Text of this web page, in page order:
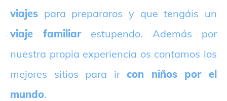
viajes para prepararos y que tengáis un
viaje familiarestupendo. Además por
nuestra propia experiencia os contamos los
mejores sitios para ircon niños por el
mundo.